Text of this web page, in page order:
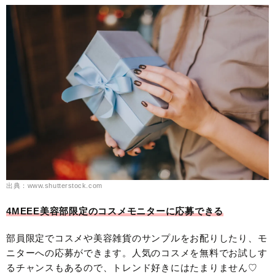
出典：www.shutterstock.com
4MEEE美容部限定のコスメモニターに応募できる
部員限定でコスメや美容雑貨のサンプルをお配りしたり、モ
ニターへの応募ができます。人気のコスメを無料でお試しす
るチャンスもあるので、トレンド好きにはたまりません♡